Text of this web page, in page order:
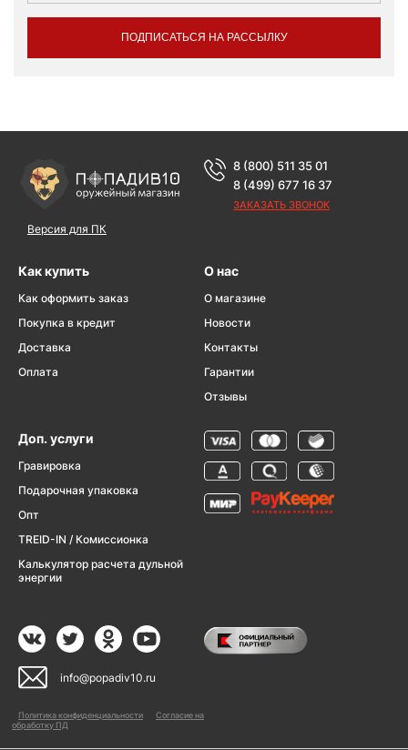
ПОДПИСАТЬСЯ НА РАССЫЛКУ
Версия для ПК
8 (800) 511 35 01
8 (499) 677 16 37
ЗАКАЗАТЬ ЗВОНОК
Как купить
Как оформить заказ
Покупка в кредит
Доставка
Оплата
О нас
О магазине
Новости
Контакты
Гарантии
Отзывы
Доп. услуги
Гравировка
Подарочная упаковка
Опт
TREID-IN / Комиссионка
Калькулятор расчета дульной
энергии
info@popadiv10.ru
Политика конфиденциальности
Согласие на
обработку ПД